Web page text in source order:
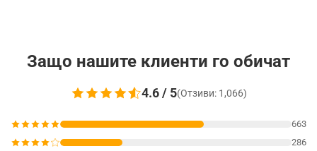
Защо нашите клиенти го обичат
4.6 / 5(Отзиви: 1,066)
663
286